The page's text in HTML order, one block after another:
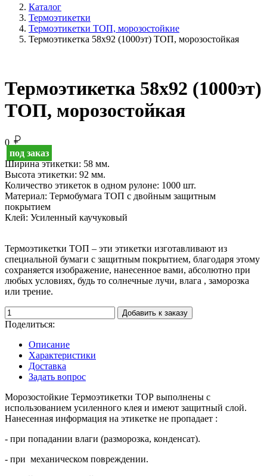
Каталог
Термоэтикетки
Термоэтикетки ТОП, морозостойкие
Термоэтикетка 58х92 (1000эт) ТОП, морозостойкая
Термоэтикетка 58х92 (1000эт)
ТОП, морозостойкая
0
под заказ
Ширина этикетки: 58 мм.
Высота этикетки: 92 мм.
Количество этикеток в одном рулоне: 1000 шт.
Материал: Термобумага ТОП с двойным защитным
покрытием
Клей: Усиленный каучуковый
Термоэтикетки ТОП – эти этикетки изготавливают из
специальной бумаги с защитным покрытием, благодаря этому
сохраняется изображение, нанесенное вами, абсолютно при
любых условиях, будь то солнечные лучи, влага , заморозка
или трение.
Добавить к заказу
Поделиться:
Описание
Характеристики
Доставка
Задать вопрос
Морозостойкие Термоэтикетки ТОР выполнены с
использованием усиленного клея и имеют защитный слой.
Нанесенная информация на этикетке не пропадает :
- при попадании влаги (разморозка, конденсат).
- при механическом повреждении.